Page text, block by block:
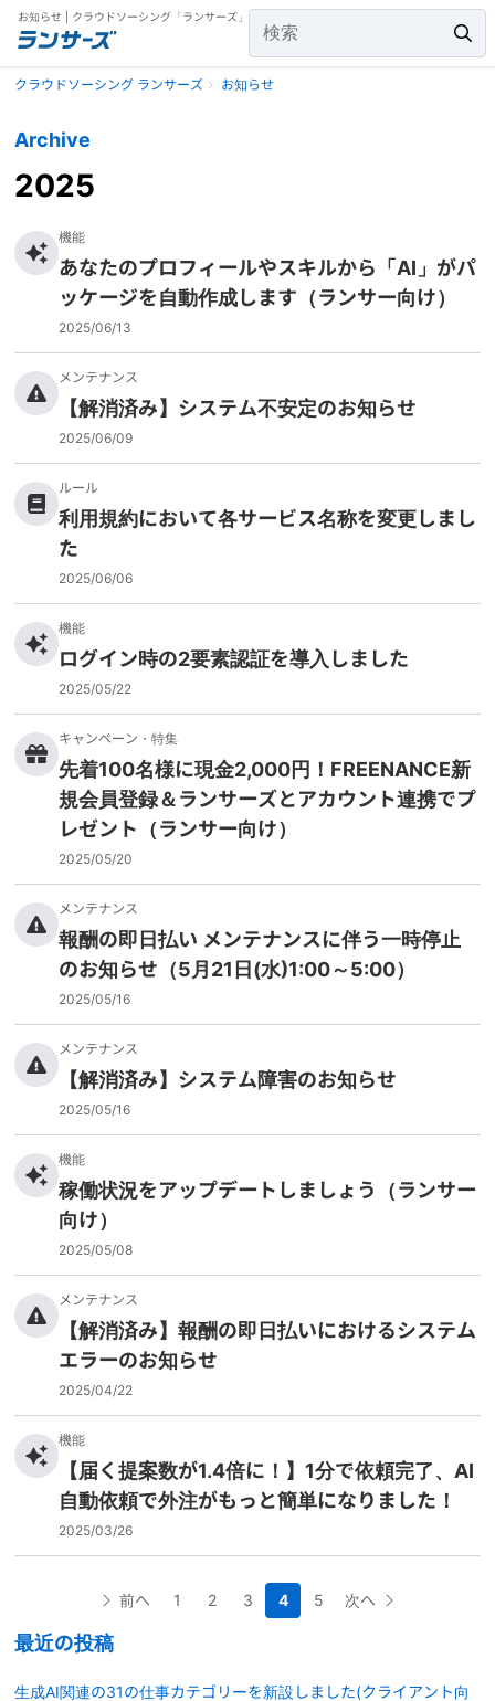
お知らせ | クラウドソーシング「ランサーズ」
クラウドソーシング ランサーズ お知らせ
Archive
2025
機能
あなたのプロフィールやスキルから「AI」がパ
ッケージを自動作成します（ランサー向け）
2025/06/13
メンテナンス
【解消済み】システム不安定のお知らせ
2025/06/09
ルール
利用規約において各サービス名称を変更しまし
た
2025/06/06
機能
ログイン時の2要素認証を導入しました
2025/05/22
キャンペーン・特集
先着100名様に現金2,000円！FREENANCE新
規会員登録＆ランサーズとアカウント連携でプ
レゼント（ランサー向け）
2025/05/20
メンテナンス
報酬の即日払い メンテナンスに伴う一時停止
のお知らせ（5月21日(水)1:00～5:00）
2025/05/16
メンテナンス
【解消済み】システム障害のお知らせ
2025/05/16
機能
稼働状況をアップデートしましょう（ランサー
向け）
2025/05/08
メンテナンス
【解消済み】報酬の即日払いにおけるシステム
エラーのお知らせ
2025/04/22
機能
【届く提案数が1.4倍に！】1分で依頼完了、AI
自動依頼で外注がもっと簡単になりました！
2025/03/26
前へ 1 2 3 4 5 次へ
最近の投稿
生成AI関連の31の仕事カテゴリーを新設しました(クライアント向